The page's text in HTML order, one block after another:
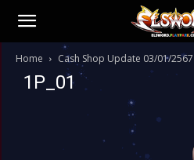
Home Cash Shop Update 03/01/2567
1P_01